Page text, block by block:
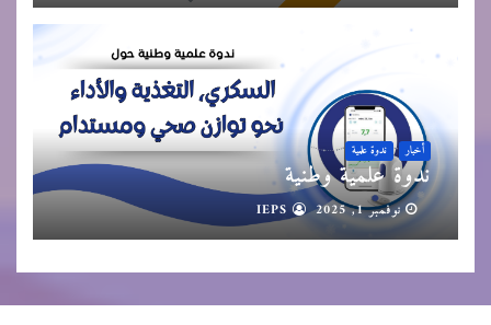
أخبار ندوة علمية
ندوة علمية وطنية
نوفمبر 1, 2025